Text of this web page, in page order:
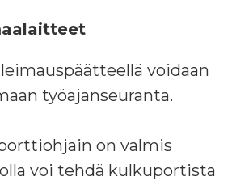
voidaan
työajanseuranta.
on valmis
voi tehdä kulkuportista